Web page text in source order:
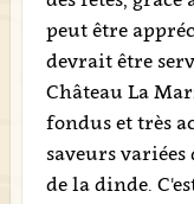
peut être
devrait être
Château La
fondus et très
saveurs
de la dinde.